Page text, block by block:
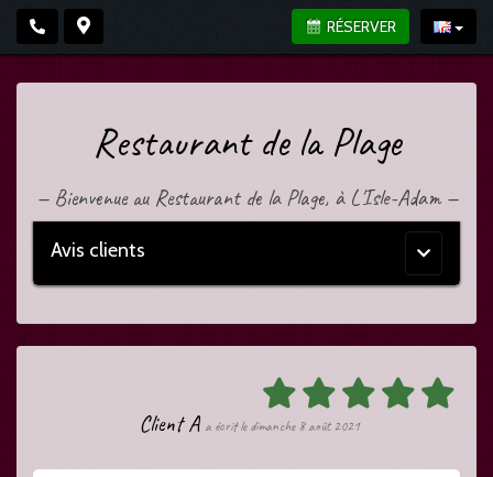
RÉSERVER
Restaurant de la Plage
—Bienvenue au Restaurant de la Plage, à L'Isle-Adam —
Menu
principal
Avis clients
Client A a écrit le dimanche 8 août 2021